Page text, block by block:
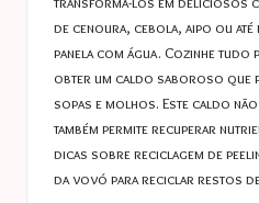
de cenoura, cebola, aipo ou até
panela com água. Cozinhe tudo
obter um caldo saboroso que
sopas e molhos. Este caldo
também permite recuperar
dicas sobre reciclagem de
da vovó para reciclar restos